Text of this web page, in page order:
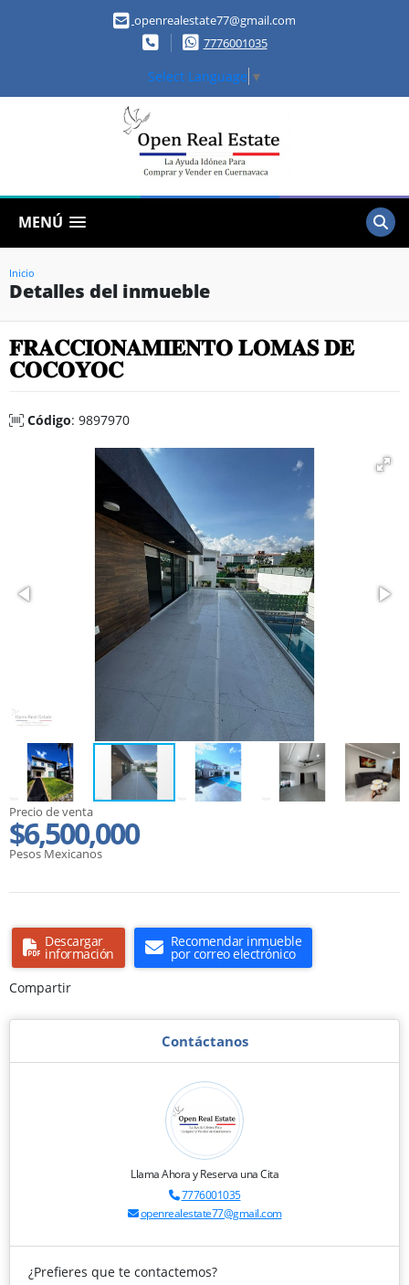
openrealestate77@gmail.com
7776001035
Select Language ▼
MENÚ
Inicio
Detalles del inmueble
𝐅𝐑𝐀𝐂𝐂𝐈𝐎𝐍𝐀𝐌𝐈𝐄𝐍𝐓𝐎 𝐋𝐎𝐌𝐀𝐒 𝐃𝐄
𝐂𝐎𝐂𝐎𝐘𝐎𝐂
Código: 9897970
Precio de venta
$6,500,000
Pesos Mexicanos
Descargar
información
Recomendar inmueble
por correo electrónico
Compartir
Contáctanos
Llama Ahora y Reserva una Cita
7776001035
openrealestate77@gmail.com
¿Prefieres que te contactemos?